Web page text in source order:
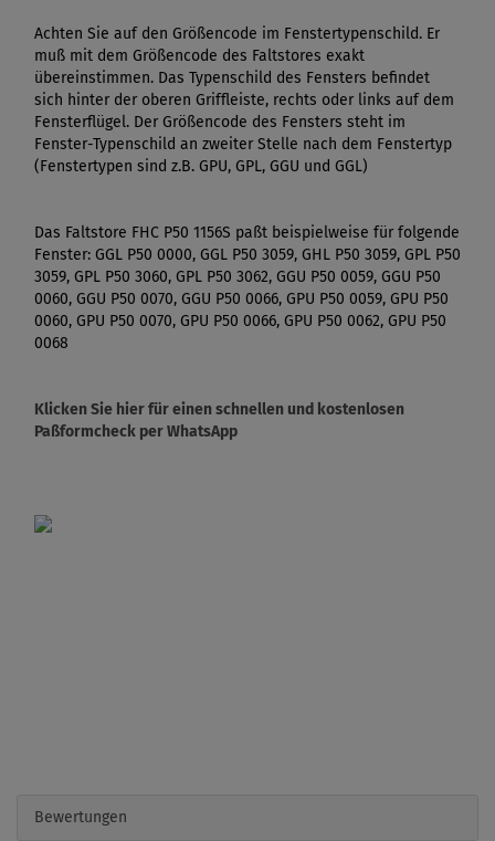
Achten Sie auf den Größencode im Fenstertypenschild. Er
muß mit dem Größencode des Faltstores exakt
übereinstimmen. Das Typenschild des Fensters befindet
sich hinter der oberen Griffleiste, rechts oder links auf dem
Fensterflügel. Der Größencode des Fensters steht im
Fenster-Typenschild an zweiter Stelle nach dem Fenstertyp
(Fenstertypen sind z.B. GPU, GPL, GGU und GGL)
Das Faltstore FHC P50 1156S paßt beispielweise für folgende
Fenster: GGL P50 0000, GGL P50 3059, GHL P50 3059, GPL P50
3059, GPL P50 3060, GPL P50 3062, GGU P50 0059, GGU P50
0060, GGU P50 0070, GGU P50 0066, GPU P50 0059, GPU P50
0060, GPU P50 0070, GPU P50 0066, GPU P50 0062, GPU P50
0068
Klicken Sie hier für einen schnellen und kostenlosen
Paßformcheck per WhatsApp
Bewertungen